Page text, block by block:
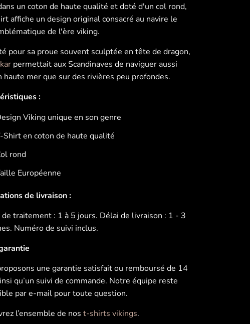
un coton de haute qualité et doté d'un col rond,
affiche un design original consacré au navire le
de l'ère viking.
pour sa proue souvent sculptée en tête de dragon,
permettait aux Scandinaves de naviguer aussi
haute mer que sur des rivières peu profondes.
:
Viking unique en son genre
Shirt en coton de haute qualité
rond
Européenne
de livraison :
de traitement : 1 à 5 jours. Délai de livraison : 1 - 3
Numéro de suivi inclus.
une garantie satisfait ou remboursé de 14
qu’un suivi de commande. Notre équipe reste
par e-mail pour toute question.
l’ensemble de nos t-shirts vikings.